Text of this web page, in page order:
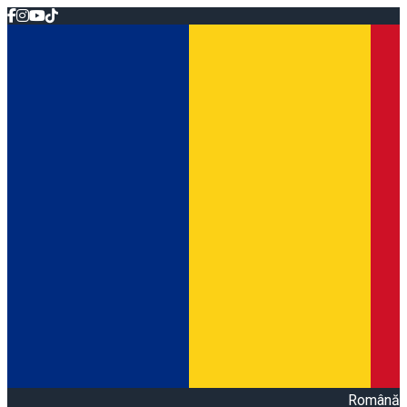
Română